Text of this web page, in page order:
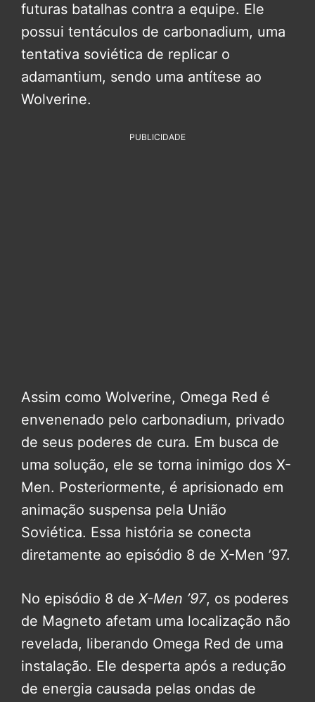
futuras batalhas contra a equipe. Ele
possui tentáculos de carbonadium, uma
tentativa soviética de replicar o
adamantium, sendo uma antítese ao
Wolverine.
PUBLICIDADE
Assim como Wolverine, Omega Red é
envenenado pelo carbonadium, privado
de seus poderes de cura. Em busca de
uma solução, ele se torna inimigo dos X-
Men. Posteriormente, é aprisionado em
animação suspensa pela União
Soviética. Essa história se conecta
diretamente ao episódio 8 de X-Men ’97.
No episódio 8 de X-Men ’97, os poderes
de Magneto afetam uma localização não
revelada, liberando Omega Red de uma
instalação. Ele desperta após a redução
de energia causada pelas ondas de